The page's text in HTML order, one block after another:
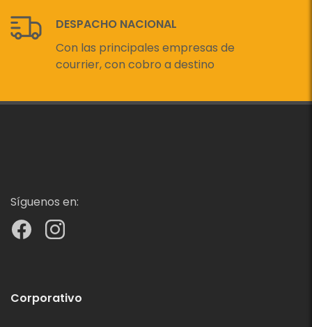
DESPACHO NACIONAL
Con las principales empresas de
courrier, con cobro a destino
Síguenos en:
Corporativo